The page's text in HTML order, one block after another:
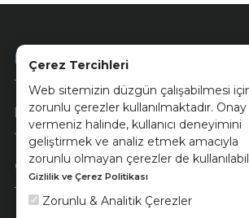
Çerez Tercihleri
Web sitemizin düzgün çalışabilmesi
zorunlu çerezler kullanılmaktadır. Onay
vermeniz halinde, kullanıcı deneyimini
geliştirmek ve analiz etmek amacıyla
zorunlu olmayan çerezler de
Gizlilik ve Çerez Politikası
Zorunlu & Analitik Çerezler
Kurumsal
Müşteri Hizmetleri
Ödeme